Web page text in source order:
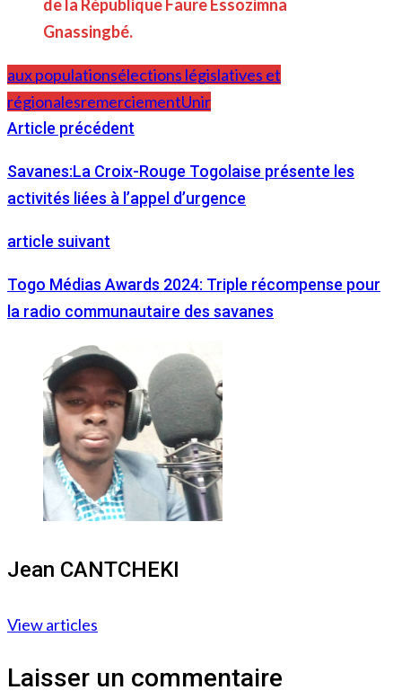
de la République Faure Essozimna
Gnassingbé.
aux populationsélections législatives et
régionalesremerciementUnir
Article précédent
Savanes:La Croix-Rouge Togolaise présente les
activités liées à l’appel d’urgence
article suivant
Togo Médias Awards 2024: Triple récompense pour
la radio communautaire des savanes
Jean CANTCHEKI
View articles
Laisser un commentaire